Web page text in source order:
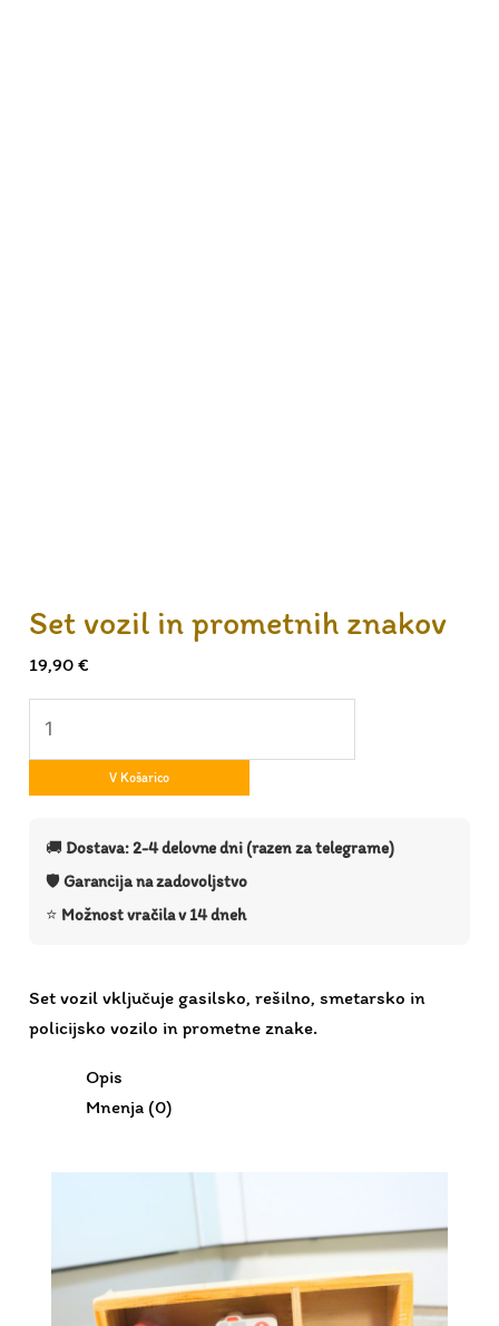
Set vozil in prometnih znakov
19,90€
V Košarico
🚚Dostava: 2-4 delovne dni (razen za telegrame)
🛡️Garancija na zadovoljstvo
⭐ Možnost vračila v 14 dneh
Set vozil vključuje gasilsko, rešilno, smetarsko in
policijsko vozilo in prometne znake.
Opis
Mnenja (0)